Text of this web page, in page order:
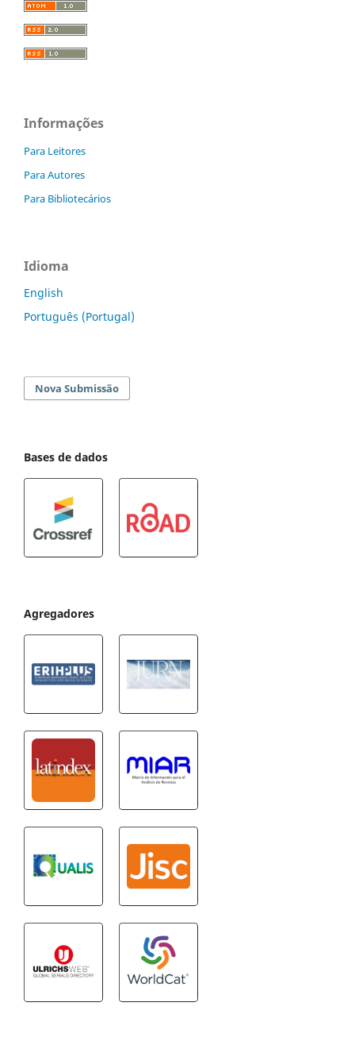
Informações
Para Leitores
Para Autores
Para Bibliotecários
Idioma
English
Português (Portugal)
Nova Submissão
Bases de dados
Agregadores